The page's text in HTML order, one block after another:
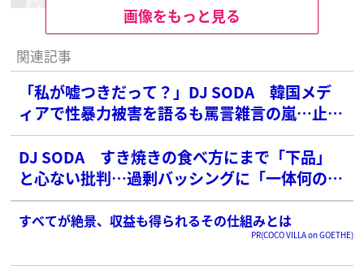
画像をもっと見る
関連記事
「私が嘘つきだって？」DJ SODA 韓国メデ
ィアで性暴力被害を語るも罵詈雑言の嵐…止ま
ない批判の声に大激怒
DJ SODA すき焼きの食べ方にまで「下品」
と心ない批判…過剰バッシングに「一体何の恨
みが」と諫める声
すべてが絶景、収益も得られるその仕組みとは
PR(COCO VILLA on GOETHE)